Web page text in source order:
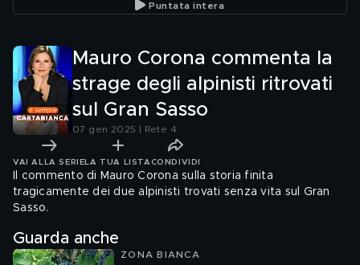
dichiarazioni di Donald
Puntata intera
Mauro Corona commenta la
strage degli alpinisti ritrovati
sul Gran Sasso
07 gen 2025 | Rete 4
VAI ALLA SERIE LA TUA LISTA CONDIVIDI
Il commento di Mauro Corona sulla storia finita
tragicamente dei due alpinisti trovati senza vita sul Gran
Sasso.
Guarda anche
ZONA BIANCA